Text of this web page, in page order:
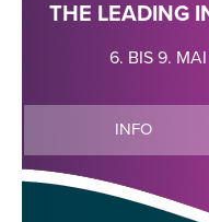
THE LEADING
6. BIS 9.
INFO